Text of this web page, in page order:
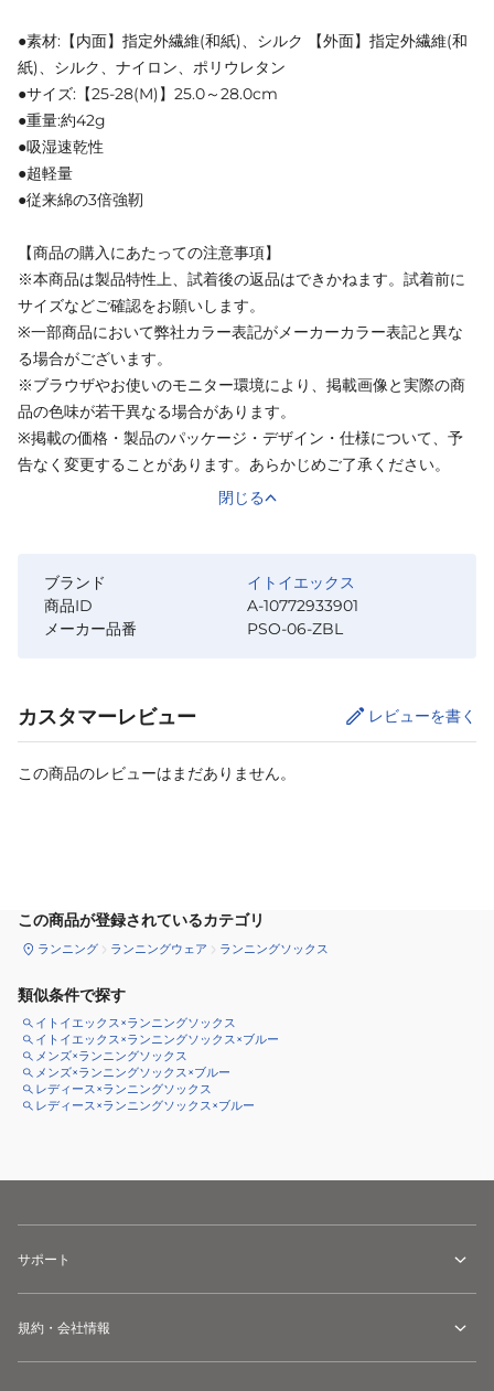
●素材:【内面】指定外繊維(和紙)、シルク 【外面】指定外繊維(和
紙)、シルク、ナイロン、ポリウレタン
●サイズ:【25-28(M)】25.0～28.0cm
●重量:約42g
●吸湿速乾性
●超軽量
●従来綿の3倍強靭
【商品の購入にあたっての注意事項】
※本商品は製品特性上、試着後の返品はできかねます。試着前に
サイズなどご確認をお願いします。
※一部商品において弊社カラー表記がメーカーカラー表記と異な
る場合がございます。
※ブラウザやお使いのモニター環境により、掲載画像と実際の商
品の色味が若干異なる場合があります。
※掲載の価格・製品のパッケージ・デザイン・仕様について、予
告なく変更することがあります。あらかじめご了承ください。
閉じる
ブランド
イトイエックス
商品ID
A-10772933901
メーカー品番
PSO-06-ZBL
カスタマーレビュー レビューを書く
この商品のレビューはまだありません。
この商品が登録されているカテゴリ
ランニング ランニングウェア ランニングソックス
類似条件で探す
イトイエックス×ランニングソックス
イトイエックス×ランニングソックス×ブルー
メンズ×ランニングソックス
メンズ×ランニングソックス×ブルー
レディース×ランニングソックス
レディース×ランニングソックス×ブルー
サポート
規約・会社情報